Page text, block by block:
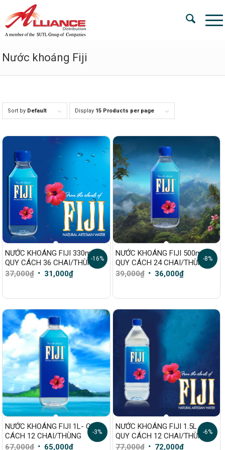
Nước khoáng Fiji
Sort by Default Display 15 Products per page
NƯỚC KHOÁNG FIJI 330ml –
QUY CÁCH 36 CHAI/THÙNG
37,000₫ Giá
là:
37,000₫.
31,000₫Giá
tại
là:
31,000₫.
-16%
NƯỚC KHOÁNG FIJI 500ml –
QUY CÁCH 24 CHAI/THÙNG
39,000₫ Giá
là:
39,000₫.
36,000₫Giá
tại
là:
36,000₫.
-8%
NƯỚC KHOÁNG FIJI 1L- QUY
CÁCH 12 CHAI/THÙNG
67,000₫ Giá65,000₫Giá
-3%
NƯỚC KHOÁNG FIJI 1.5L –
QUY CÁCH 12 CHAI/THÙNG
77,000₫ Giá72,000₫Giá
-6%